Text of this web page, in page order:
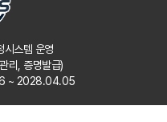
시스템 운영
리, 증명발급)
~ 2028.04.05